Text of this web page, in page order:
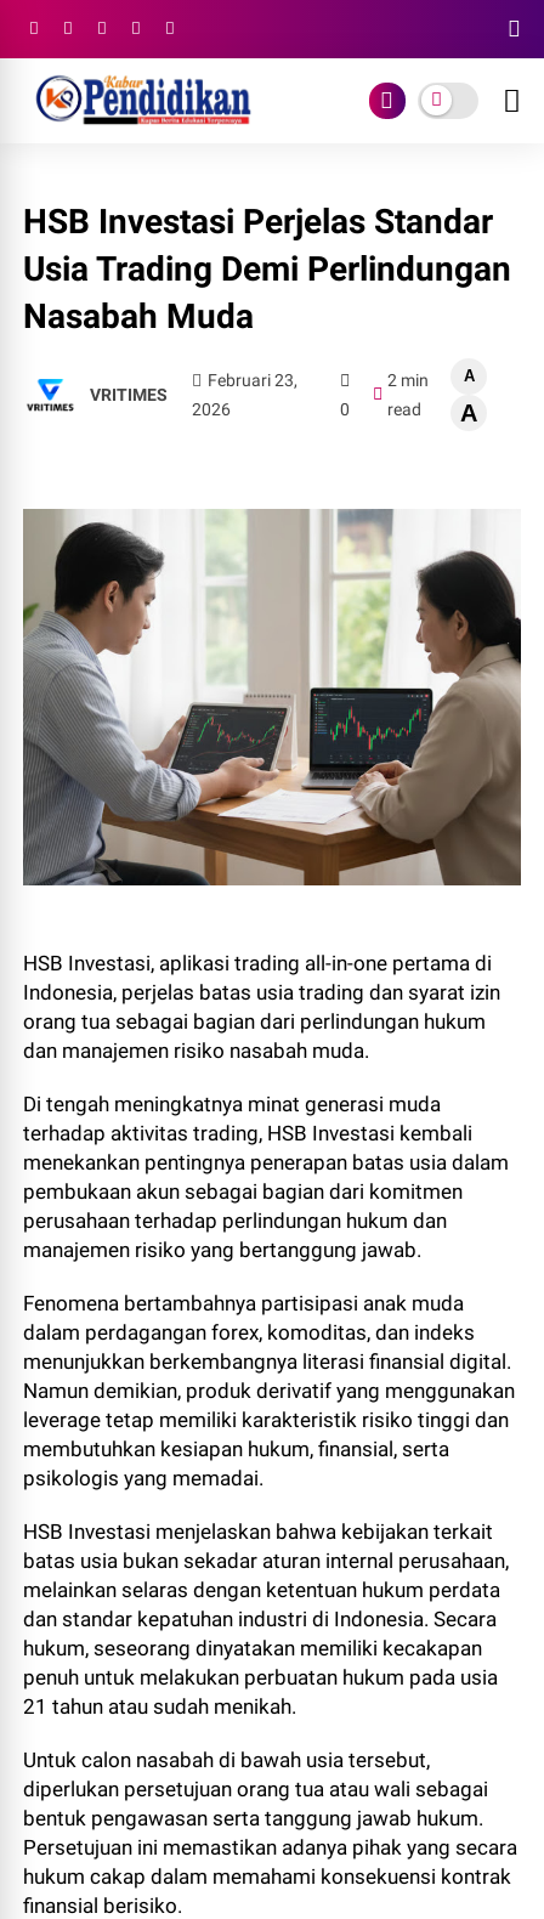
HSB Investasi Perjelas Standar
Usia Trading Demi Perlindungan
Nasabah Muda
VRITIMES
Februari 23,
2026
0
2 min
read
A
A
HSB Investasi, aplikasi trading all-in-one pertama di
Indonesia, perjelas batas usia trading dan syarat izin
orang tua sebagai bagian dari perlindungan hukum
dan manajemen risiko nasabah muda.
Di tengah meningkatnya minat generasi muda
terhadap aktivitas trading, HSB Investasi kembali
menekankan pentingnya penerapan batas usia dalam
pembukaan akun sebagai bagian dari komitmen
perusahaan terhadap perlindungan hukum dan
manajemen risiko yang bertanggung jawab.
Fenomena bertambahnya partisipasi anak muda
dalam perdagangan forex, komoditas, dan indeks
menunjukkan berkembangnya literasi finansial digital.
Namun demikian, produk derivatif yang menggunakan
leverage tetap memiliki karakteristik risiko tinggi dan
membutuhkan kesiapan hukum, finansial, serta
psikologis yang memadai.
HSB Investasi menjelaskan bahwa kebijakan terkait
batas usia bukan sekadar aturan internal perusahaan,
melainkan selaras dengan ketentuan hukum perdata
dan standar kepatuhan industri di Indonesia. Secara
hukum, seseorang dinyatakan memiliki kecakapan
penuh untuk melakukan perbuatan hukum pada usia
21 tahun atau sudah menikah.
Untuk calon nasabah di bawah usia tersebut,
diperlukan persetujuan orang tua atau wali sebagai
bentuk pengawasan serta tanggung jawab hukum.
Persetujuan ini memastikan adanya pihak yang secara
hukum cakap dalam memahami konsekuensi kontrak
finansial berisiko.